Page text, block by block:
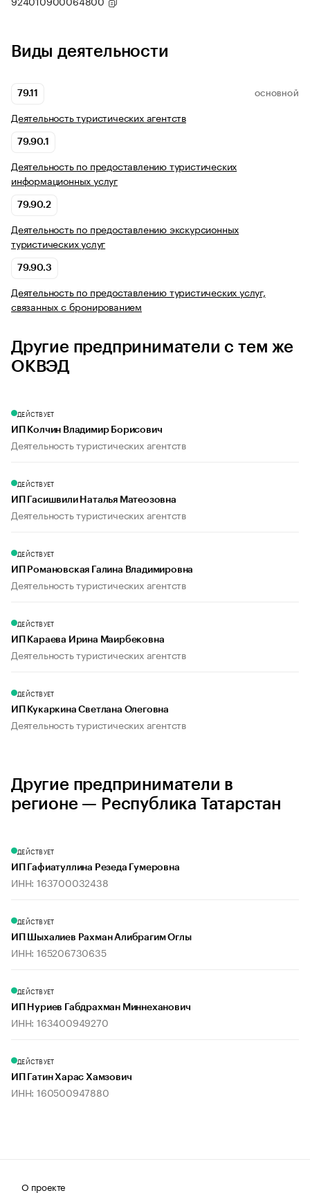
Виды деятельности
79.11 ОСНОВНОЙ
Деятельность туристических агентств
79.90.1
Деятельность по предоставлению туристических
информационных услуг
79.90.2
Деятельность по предоставлению экскурсионных
туристических услуг
79.90.3
Деятельность по предоставлению туристических услуг,
связанных с бронированием
Другие предприниматели с тем же
ОКВЭД
ДЕЙСТВУЕТ
ИП Колчин Владимир Борисович
Деятельность туристических агентств
ДЕЙСТВУЕТ
ИП Гасишвили Наталья Матеозовна
Деятельность туристических агентств
ДЕЙСТВУЕТ
ИП Романовская Галина Владимировна
Деятельность туристических агентств
ДЕЙСТВУЕТ
ИП Караева Ирина Маирбековна
Деятельность туристических агентств
ДЕЙСТВУЕТ
ИП Кукаркина Светлана Олеговна
Деятельность туристических агентств
Другие предприниматели в
регионе — Республика Татарстан
ДЕЙСТВУЕТ
ИП Гафиатуллина Резеда Гумеровна
ИНН: 163700032438
ДЕЙСТВУЕТ
ИП Шыхалиев Рахман Алибрагим Оглы
ИНН: 165206730635
ДЕЙСТВУЕТ
ИП Нуриев Габдрахман Миннеханович
ИНН: 163400949270
ДЕЙСТВУЕТ
ИП Гатин Харас Хамзович
ИНН: 160500947880
О проекте